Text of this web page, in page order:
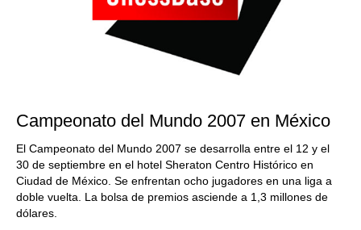
Campeonato del Mundo 2007 en México
El Campeonato del Mundo 2007 se desarrolla entre el 12 y el
30 de septiembre en el hotel Sheraton Centro Histórico en
Ciudad de México. Se enfrentan ocho jugadores en una liga a
doble vuelta. La bolsa de premios asciende a 1,3 millones de
dólares.